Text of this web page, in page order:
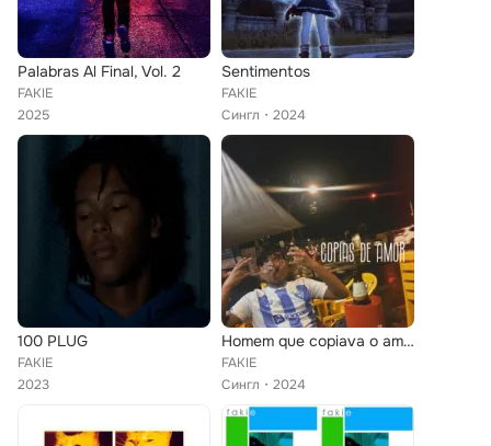
Palabras Al Final, Vol. 2
FAKIE
2025
Sentimentos
FAKIE
Сингл
2024
100 PLUG
FAKIE
2023
Homem que copiava o amor
FAKIE
Сингл
2024